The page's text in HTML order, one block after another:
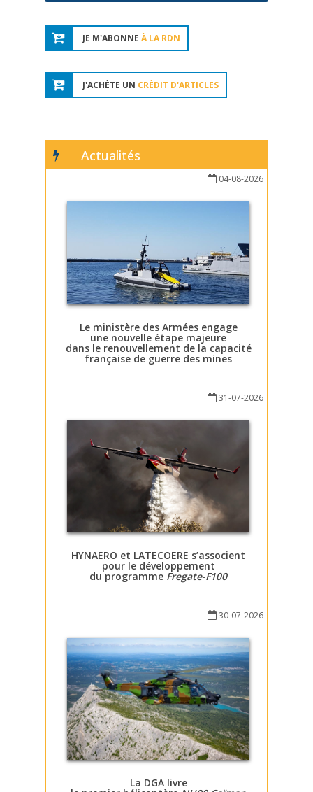
JE M'ABONNE À LA RDN
J'ACHÈTE UN CRÉDIT D'ARTICLES
Actualités
04-08-2026
Le ministère des Armées engage
une nouvelle étape majeure
dans le renouvellement de la capacité
française de guerre des mines
31-07-2026
HYNAERO et LATECOERE s’associent
pour le développement
du programme Fregate-F100
30-07-2026
La DGA livre